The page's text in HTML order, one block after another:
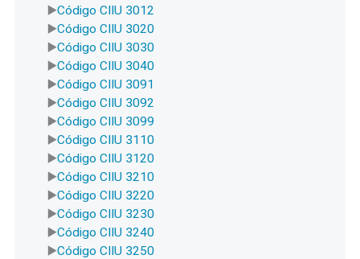
Código CIIU 3012
Código CIIU 3020
Código CIIU 3030
Código CIIU 3040
Código CIIU 3091
Código CIIU 3092
Código CIIU 3099
Código CIIU 3110
Código CIIU 3120
Código CIIU 3210
Código CIIU 3220
Código CIIU 3230
Código CIIU 3240
Código CIIU 3250